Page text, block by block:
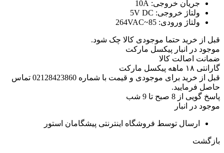
جریان خروجی: 10A
ولتاژ خروجی: 5V DC
ولتاژ ورودی: 85~264VAC
قبل از خرید حتما موجودی کالا چک شود.
موجود در انبار پیکسل مارکت
ضمانت اصالت کالا
گارانتی ۱۸ ماهه پیکسل مارکت
قبل از خرید برای موجودی و قیمت با شماره 02128423860 تماس
حاصل فرمایید.
پاسخ گویی از 8 صبح تا 9 شب
موجود در انبار
ارسال توسط فروشگاه اینترنتی پیشگامان استور
بازگشت